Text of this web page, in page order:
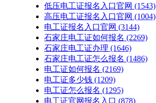
低压电工证报名入口官网 (1543)
高压电工证报名入口官网 (1004)
电工证报名入口官网 (3144)
石家庄电工证如何报名 (2269)
石家庄电工证办理 (1646)
石家庄电工证怎么报名 (1486)
电工证如何报名 (2169)
电工证多少钱 (1209)
电工证怎么报名 (1295)
电工证官网报名入口 (878)